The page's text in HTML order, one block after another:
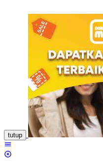
tutup